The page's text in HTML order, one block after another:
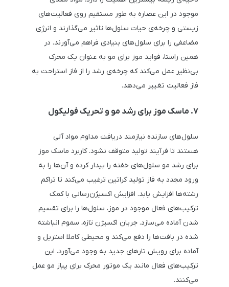
موجود در این عصاره به طور مستقیم روی فعالیت‌های
زیستی و چرخه‌ی حیات سلول‌ها تاثیر می‌گذارند و انرژی
مضاعفی را برای سلول‌های بنیادی فراهم می‌آورند. در
همین راستا، فواید موز برای مو به عنوان یک محرک
بی‌نظیر عمل می‌کند که چرخه‌ی رشد را از فاز استراحت به
فاز فعالیت تغییر می‌دهد.
۷. ماسک موز برای رشد مو و تحریک فولیکول
سلول‌های سازنده نیازمند دریافت مداوم مواد آلی
هستند تا فرآیند تولید متوقف نشود. کاربرد ماسک موز
برای رشد مو سلول‌های خفته را بیدار کرده و آن‌ها را به
ورود مجدد به فاز تولید کراتین ترغیب می‌کند تا تراکم
رشته‌ها افزایش یابد. افزایش اکسیژن‌رسانی با کمک
ترکیب‌های فعال موجود در موز، سلول‌ها را برای تقسیم
شدن آماده می‌سازد. جریان اکسیژن تازه، سموم انباشته
شده در بافت‌ها را دفع می‌کند و محیطی کاملا استریل و
آماده برای رویش تارهای جدید به وجود می‌آورد. این
ترکیب‌های فعال مانند یک موتور محرک برای پیاز مو عمل
می‌کنند.